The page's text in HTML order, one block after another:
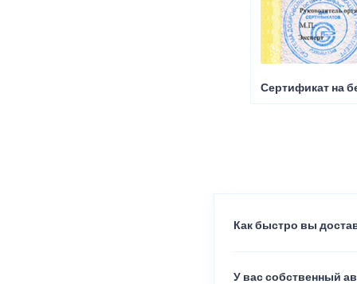
Сертификат на
Как быстро вы
У вас собственный